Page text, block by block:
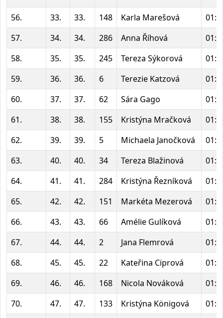
56.
33. 33. 148 Karla Marešová
57.
34. 34. 286 Anna Říhová
58.
35. 35. 245 Tereza Sýkorová
59.
36. 36. 6 Terezie Katzová
60.
37. 37. 62 Sára Gago
61.
38. 38. 155 Kristýna Mračková
62.
39. 39. 5 Michaela Janočková
63.
40. 40. 34 Tereza Blažinová
64.
41. 41. 284 Kristýna Řezníková
65.
42. 42. 151 Markéta Mezerová
66.
43. 43. 66 Amélie Gulíková
67.
44. 44. 2 Jana Flemrová
68.
45. 45. 22 Kateřina Ciprová
69.
46. 46. 168 Nicola Nováková
70.
47. 47. 133 Kristýna Königová